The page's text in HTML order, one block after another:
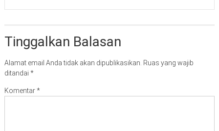
Tinggalkan Balasan
Alamat email Anda tidak akan dipublikasikan. Ruas yang wajib
ditandai *
Komentar*